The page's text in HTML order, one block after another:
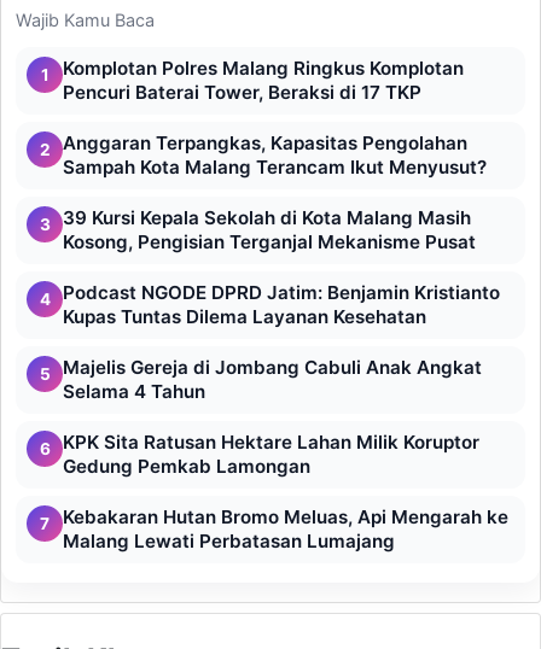
Wajib Kamu Baca
1
Komplotan Polres Malang Ringkus Komplotan
Pencuri Baterai Tower, Beraksi di 17 TKP
2
Anggaran Terpangkas, Kapasitas Pengolahan
Sampah Kota Malang Terancam Ikut Menyusut?
3
39 Kursi Kepala Sekolah di Kota Malang Masih
Kosong, Pengisian Terganjal Mekanisme Pusat
4
Podcast NGODE DPRD Jatim: Benjamin Kristianto
Kupas Tuntas Dilema Layanan Kesehatan
5
Majelis Gereja di Jombang Cabuli Anak Angkat
Selama 4 Tahun
6
KPK Sita Ratusan Hektare Lahan Milik Koruptor
Gedung Pemkab Lamongan
7
Kebakaran Hutan Bromo Meluas, Api Mengarah ke
Malang Lewati Perbatasan Lumajang